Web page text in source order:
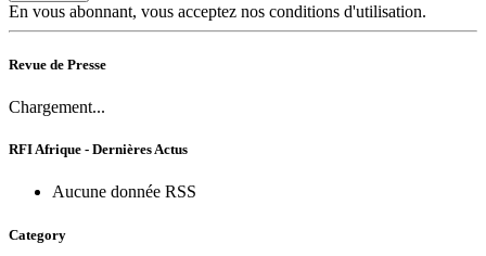
En vous abonnant, vous acceptez nos conditions d'utilisation.
Revue de Presse
Chargement...
RFI Afrique - Dernières Actus
Aucune donnée RSS
Category